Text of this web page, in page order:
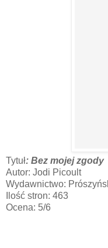
Tytuł: Bez mojej zgody
Autor: Jodi Picoult
Wydawnictwo:
Ilość stron: 463
Ocena: 5/6